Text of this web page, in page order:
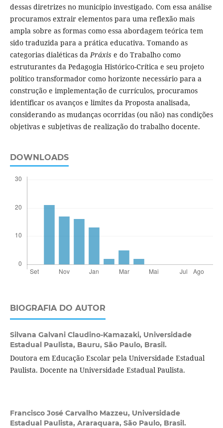
dessas diretrizes no município investigado. Com essa análise
procuramos extrair elementos para uma reflexão mais
ampla sobre as formas como essa abordagem teórica tem
sido traduzida para a prática educativa. Tomando as
categorias dialéticas da Práxis e do Trabalho como
estruturantes da Pedagogia Histórico-Crítica e seu projeto
político transformador como horizonte necessário para a
construção e implementação de currículos, procuramos
identificar os avanços e limites da Proposta analisada,
considerando as mudanças ocorridas (ou não) nas condições
objetivas e subjetivas de realização do trabalho docente.
DOWNLOADS
BIOGRAFIA DO AUTOR
Silvana Galvani Claudino-Kamazaki, Universidade
Estadual Paulista, Bauru, São Paulo, Brasil.
Doutora em Educação Escolar pela Universidade Estadual
Paulista. Docente na Universidade Estadual Paulista.
Francisco José Carvalho Mazzeu, Universidade
Estadual Paulista, Araraquara, São Paulo, Brasil.